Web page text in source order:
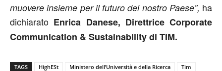
muovere insieme per il futuro del nostro Paese”, ha
dichiarato Enrica Danese, Direttrice Corporate
Communication & Sustainability di TIM.
TAGS HighESt Ministero dell’Università e della Ricerca
Tim